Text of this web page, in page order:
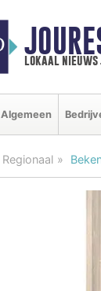
lokaal nieuws
Algemeen
Regionaal